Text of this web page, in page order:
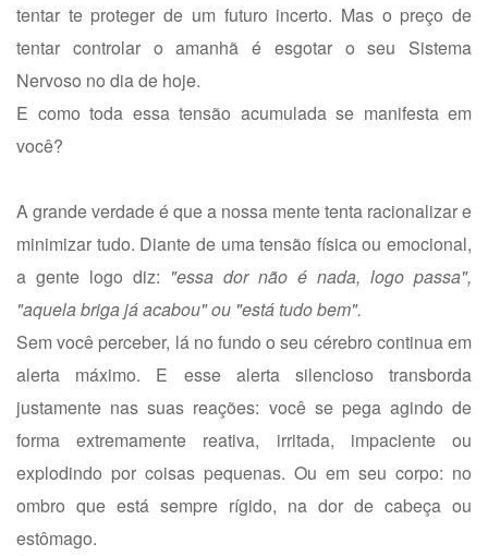
tentar te proteger de um futuro incerto. Mas o preço de
tentar controlar o amanhã é esgotar o seu Sistema
Nervoso no dia de hoje.
E como toda essa tensão acumulada se manifesta em
você?
A grande verdade é que a nossa mente tenta racionalizar e
minimizar tudo. Diante de uma tensão física ou emocional,
a gente logo diz: "essa dor não é nada, logo passa",
"aquela briga já acabou" ou "está tudo bem".
Sem você perceber, lá no fundo o seu cérebro continua em
alerta máximo. E esse alerta silencioso transborda
justamente nas suas reações: você se pega agindo de
forma extremamente reativa, irritada, impaciente ou
explodindo por coisas pequenas. Ou em seu corpo: no
ombro que está sempre rígido, na dor de cabeça ou
estômago.